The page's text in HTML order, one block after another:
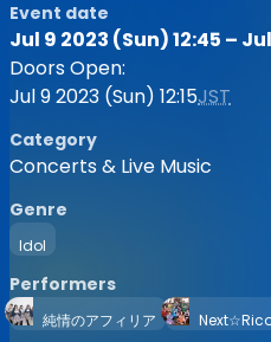
Event date
Jul 9 2023 (Sun) 12:45 –
Doors Open:
Jul 9 2023 (Sun) 12:15JST
Category
Concerts & Live Music
Genre
Idol
Performers
純情のアフィリア